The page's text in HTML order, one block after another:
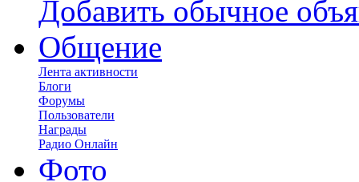
Добавить обычное
Общение
Лента активности
Блоги
Форумы
Пользователи
Награды
Радио Онлайн
Фото